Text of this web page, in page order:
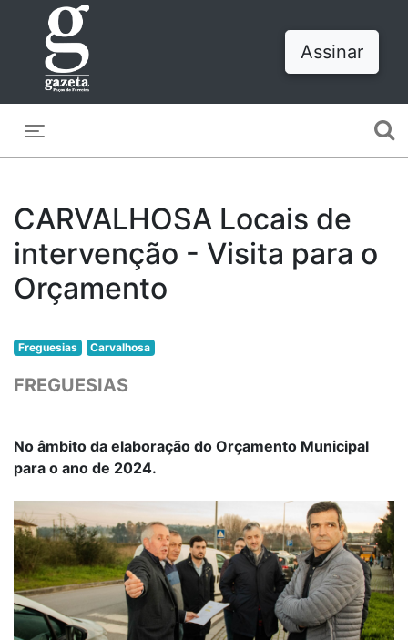
Assinar
CARVALHOSA Locais de
intervenção - Visita para o
Orçamento
Freguesias Carvalhosa
FREGUESIAS
No âmbito da elaboração do Orçamento Municipal
para o ano de 2024.